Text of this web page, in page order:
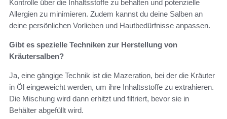
Kontrolle über die Inhaltsstoffe zu behalten und potenzielle
Allergien zu minimieren. Zudem kannst du deine Salben an
deine persönlichen Vorlieben und Hautbedürfnisse anpassen.
Gibt es spezielle Techniken zur Herstellung von
Kräutersalben?
Ja, eine gängige Technik ist die Mazeration, bei der die Kräuter
in Öl eingeweicht werden, um ihre Inhaltsstoffe zu extrahieren.
Die Mischung wird dann erhitzt und filtriert, bevor sie in
Behälter abgefüllt wird.